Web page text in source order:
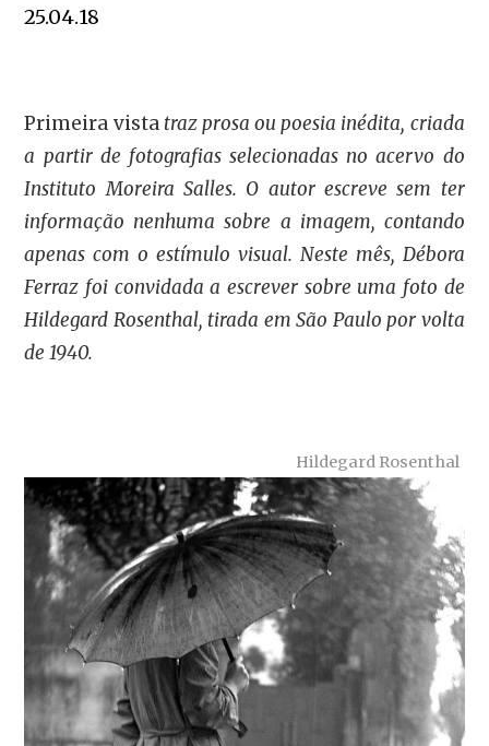
25.04.18
Primeira vistatraz prosa ou poesia inédita, criada
a partir de fotografias selecionadas no acervo do
Instituto Moreira Salles. O autor escreve sem ter
informação nenhuma sobre a imagem, contando
apenas com o estímulo visual. Neste mês, Débora
Ferraz foi convidada a escrever sobre uma foto de
Hildegard Rosenthal, tirada em São Paulo por volta
de 1940.
Hildegard Rosenthal